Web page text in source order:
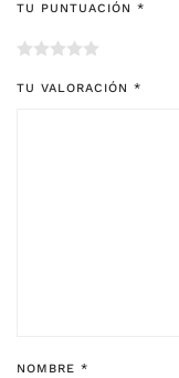
TU PUNTUACIÓN *
TU VALORACIÓN *
NOMBRE *